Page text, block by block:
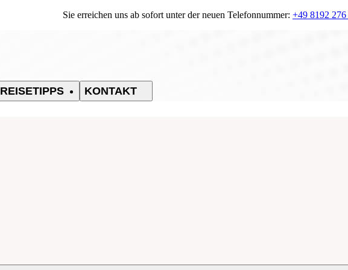
Sie erreichen uns ab sofort unter der neuen Telefonnummer: +49 8192 276
REISETIPPS KONTAKT